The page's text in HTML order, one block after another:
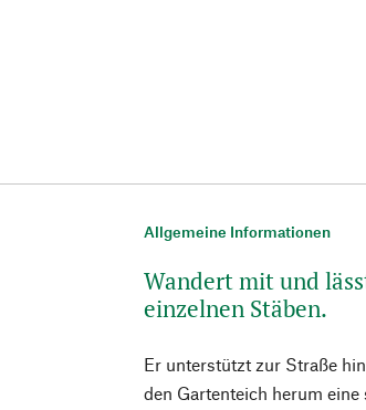
Allgemeine Informationen
Wandert mit und
einzelnen Stäben.
Er unterstützt zur Straße
den Gartenteich herum